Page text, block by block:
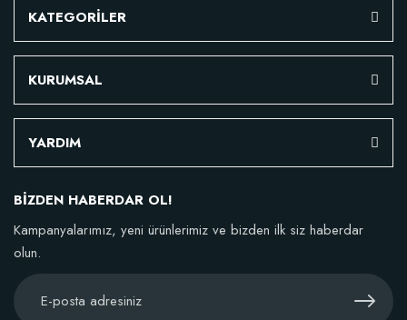
KATEGORİLER
KURUMSAL
YARDIM
BİZDEN HABERDAR OL!
Kampanyalarımız, yeni ürünlerimiz ve bizden ilk siz haberdar
olun.